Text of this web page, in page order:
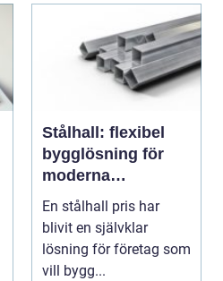
Stålhall: flexibel
bygglösning för
moderna
verksamheter
En stålhall pris har
blivit en självklar
lösning för företag som
vill bygg...